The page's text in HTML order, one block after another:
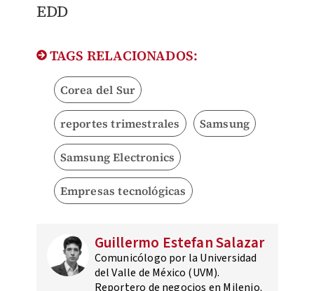
EDD
TAGS RELACIONADOS:
Corea del Sur
reportes trimestrales Samsung
Samsung Electronics
Empresas tecnológicas
Guillermo Estefan Salazar
Comunicólogo por la Universidad
del Valle de México (UVM).
Reportero de negocios en Milenio.